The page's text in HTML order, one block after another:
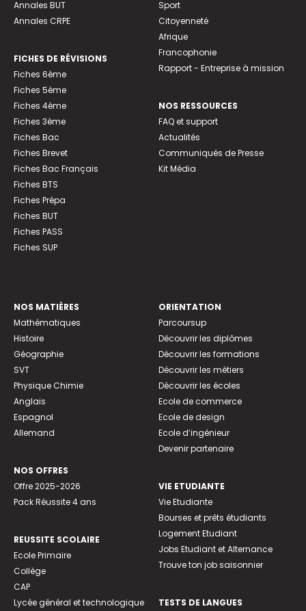
Annales BUT
Annales CRPE
FICHES DE RÉVISIONS
Fiches 6ème
Fiches 5ème
Fiches 4ème
Fiches 3ème
Fiches Bac
Fiches Brevet
Fiches Bac Français
Fiches BTS
Fiches Prépa
Fiches BUT
Fiches PASS
Fiches SUP
Sport
Citoyenneté
Afrique
Francophonie
Rapport - Entreprise à mission
NOS RESSOURCES
FAQ et support
Actualités
Communiqués de Presse
Kit Média
NOS MATIÈRES
Mathématiques
Histoire
Géographie
SVT
Physique Chimie
Anglais
Espagnol
Allemand
NOS OFFRES
Offre 2025-2026
Pack Réussite 4 ans
REUSSITE SCOLAIRE
Ecole Primaire
Collège
CAP
Lycée général et technologique
ORIENTATION
Parcoursup
Découvrir les diplômes
Découvrir les formations
Découvrir les métiers
Découvrir les écoles
Ecole de commerce
Ecole de design
Ecole d’ingénieur
Devenir partenaire
VIE ETUDIANTE
Vie Etudiante
Bourses et prêts étudiants
Logement Etudiant
Jobs Etudiant et Alternance
Trouve ton job saisonnier
TESTS DE LANGUES